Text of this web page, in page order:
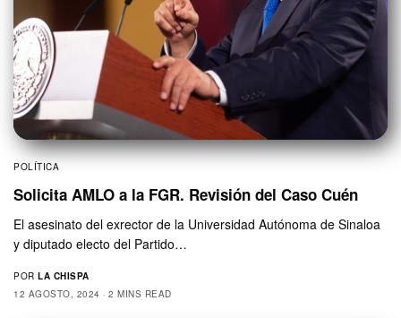
POLÍTICA
Solicita AMLO a la FGR. Revisión del Caso Cuén
El asesinato del exrector de la Universidad Autónoma de Sinaloa
y diputado electo del Partido…
POR LA CHISPA
12 AGOSTO, 2024
2 MINS READ